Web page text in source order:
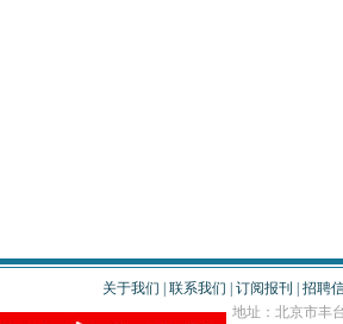
关于我们 联系我们 订阅报刊
招聘
地址：北京市丰